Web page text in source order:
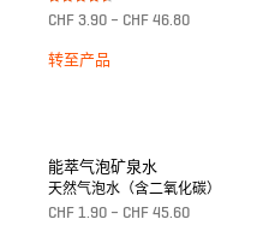
Bewertet
mit
von 5
CHF 3.90 – CHF 46.80
转至产品
能萃气泡矿泉水
天然气泡水（含二氧化碳）
CHF 1.90 – CHF 45.60